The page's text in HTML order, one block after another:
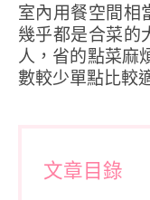
室內用餐空間相
幾乎都是合菜的
人，省的點菜麻
數較少單點比較
文章目錄